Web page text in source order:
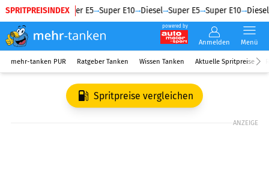
SPRITPREISINDEX
Diesel Super E5 Super E10 Diesel Super E5 Super E10 Diesel
powered by
Anmelden Menü
mehr-tanken PUR Ratgeber Tanken Wissen Tanken Aktuelle Spritpreise
Spritpreise vergleichen
ANZEIGE